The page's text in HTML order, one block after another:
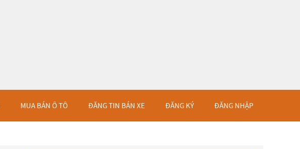
MUA BÁN Ô TÔ ĐĂNG TIN BÁN XE ĐĂNG KÝ ĐĂNG NHẬP